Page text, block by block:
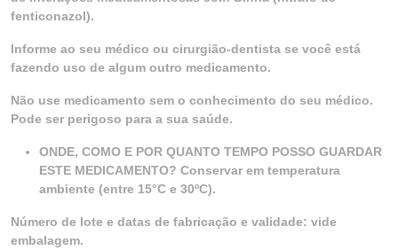
fenticonazol).
Informe ao seu médico ou cirurgião-dentista se você está
fazendo uso de algum outro medicamento.
Não use medicamento sem o conhecimento do seu médico.
Pode ser perigoso para a sua saúde.
ONDE, COMO E POR QUANTO TEMPO POSSO GUARDAR
ESTE MEDICAMENTO? Conservar em temperatura
ambiente (entre 15°C e 30ºC).
Número de lote e datas de fabricação e validade: vide
embalagem.